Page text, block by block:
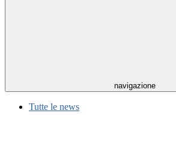
navigazione
Tutte le news